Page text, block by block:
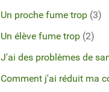
Un proche fume trop (3)
Un élève fume trop (2)
J'ai des problèmes de
Comment j'ai réduit ma